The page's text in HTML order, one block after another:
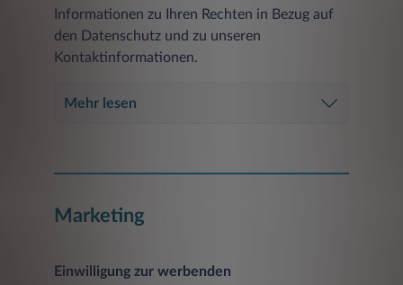
Informationen zu Ihren Rechten in Bezug auf
den Datenschutz und zu unseren
Kontaktinformationen.
Mehr lesen
Marketing
Einwilligung zur werbenden